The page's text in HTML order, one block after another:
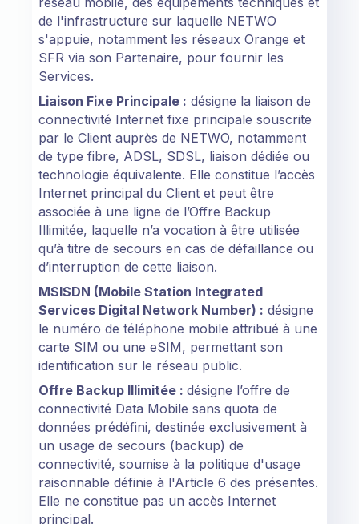
de l'infrastructure sur laquelle NETWO
s'appuie, notamment les réseaux Orange et
SFR via son Partenaire, pour fournir les
Services.
Liaison Fixe Principale : désigne la liaison de
connectivité Internet fixe principale souscrite
par le Client auprès de NETWO, notamment
de type fibre, ADSL, SDSL, liaison dédiée ou
technologie équivalente. Elle constitue l’accès
Internet principal du Client et peut être
associée à une ligne de l’Offre Backup
Illimitée, laquelle n’a vocation à être utilisée
qu’à titre de secours en cas de défaillance ou
d’interruption de cette liaison.
MSISDN (Mobile Station Integrated
Services Digital Network Number) : désigne
le numéro de téléphone mobile attribué à une
carte SIM ou une eSIM, permettant son
identification sur le réseau public.
Offre Backup Illimitée :désigne l’offre de
connectivité Data Mobile sans quota de
données prédéfini, destinée exclusivement à
un usage de secours (backup) de
connectivité, soumise à la politique d'usage
raisonnable définie à l'Article 6 des présentes.
Elle ne constitue pas un accès Internet
principal.